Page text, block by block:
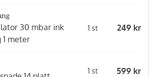
30 mbar ink
1 meter
1 st 249 kr
1 st 599 kr